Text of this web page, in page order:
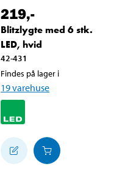
219,-
Blitzlygte med 6 stk.
LED, hvid
42-431
Findes på lager i
19varehuse